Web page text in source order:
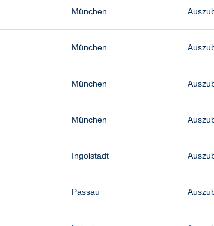
München
München
München
München
Ingolstadt
Passau